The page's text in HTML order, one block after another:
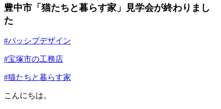
豊中市「猫たちと暮らす家」見学会が終わりまし
た
#パッシブデザイン
#宝塚市の工務店
#猫たちと暮らす家
こんにちは。